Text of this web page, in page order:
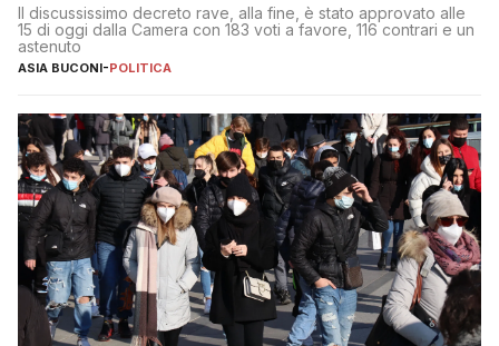
Il discussissimo decreto rave, alla fine, è stato approvato alle
15 di oggi dalla Camera con 183 voti a favore, 116 contrari e un
astenuto
ASIA BUCONI-POLITICA